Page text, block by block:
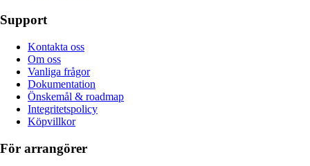
Support
Kontakta oss
Om oss
Vanliga frågor
Dokumentation
Önskemål & roadmap
Integritetspolicy
Köpvillkor
För arrangörer